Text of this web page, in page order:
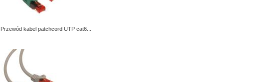
Przewód kabel patchcord UTP cat6...